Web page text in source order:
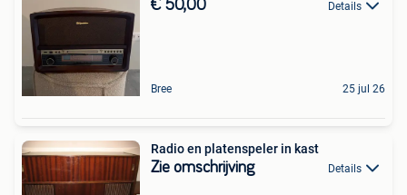
€ 50,00 Details
Bree 25 jul 26
Radio en platenspeler in kast
Zie omschrijving Details